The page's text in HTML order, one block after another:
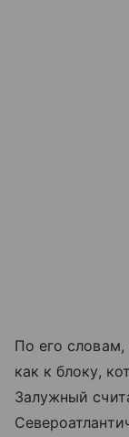
По его
как к блоку,
Залужный